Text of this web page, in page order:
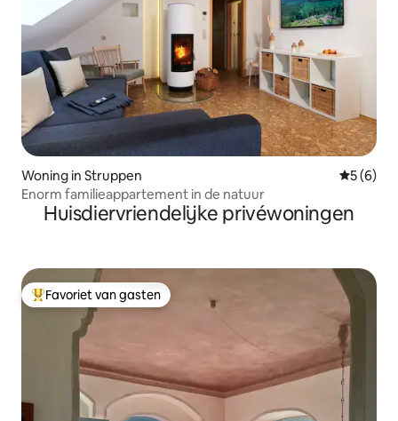
Woning in Struppen
5 (6)
Enorm familieappartement in de natuur
Huisdiervriendelijke privéwoningen
Topfavoriet van gasten
Favoriet van gasten